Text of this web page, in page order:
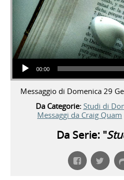
Audio Player
00:00
Messaggio di Domenica 29
Da Categorie: Studi di
Messaggi da Craig Quam
Da Serie: "